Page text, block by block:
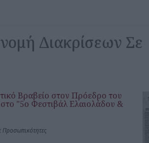
Διακρίσεων Σε
Βραβείο στον Πρόεδρο του
"5ο Φεστιβάλ Ελαιολάδου &
Προσωπικότητες